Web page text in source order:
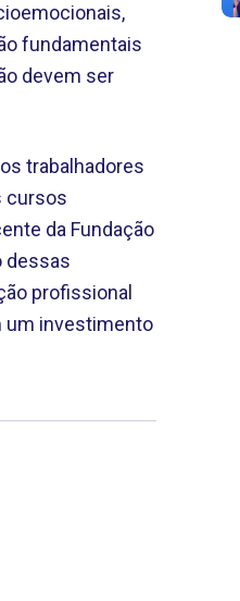
fundamentais
devem ser
trabalhadores
cursos
da Fundação
dessas
profissional
um investimento